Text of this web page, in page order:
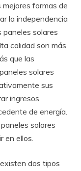
mejores formas de
la independencia
paneles solares
calidad son más
que las
solares
sus
ingresos
de energía.
solares
en ellos.
dos tipos